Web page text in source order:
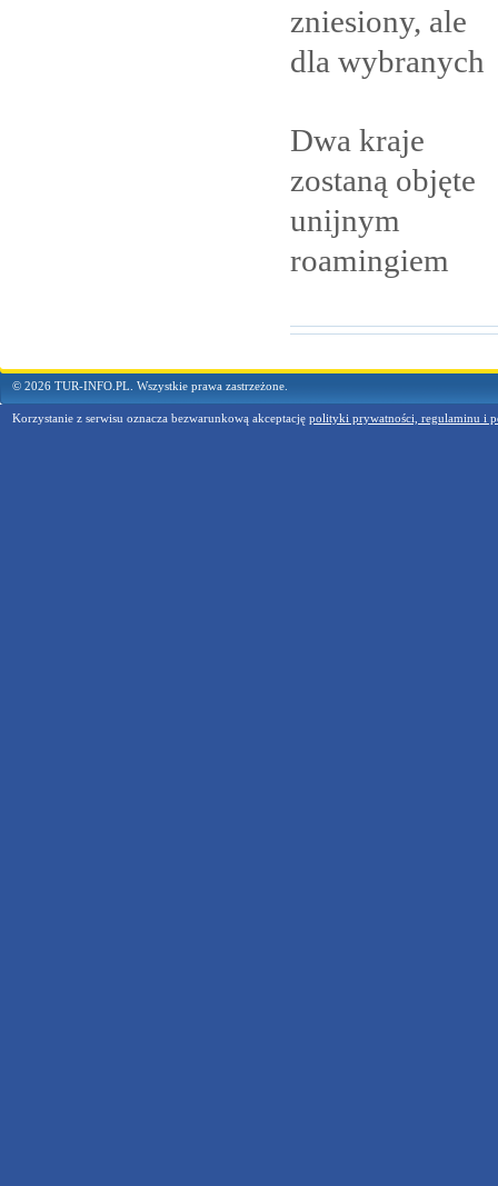
zniesiony, ale
dla wybranych
Dwa kraje
zostaną objęte
unijnym
roamingiem
© 2026 TUR-INFO.PL. Wszystkie prawa zastrzeżone.
Korzystanie z serwisu oznacza bezwarunkową akceptację polityki prywatności, regulaminu i